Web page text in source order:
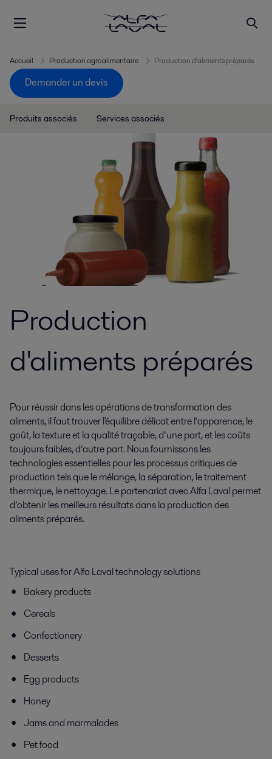
Accueil Production agroalimentaire Production d'aliments préparés
Demander un devis
Produits associés Services associés
Production
d'aliments préparés
Pour réussir dans les opérations de transformation des
aliments, il faut trouver l'équilibre délicat entre l’apparence, le
goût, la texture et la qualité traçable, d’une part, et les coûts
toujours faibles, d’autre part. Nous fournissons les
technologies essentielles pour les processus critiques de
production tels que le mélange, la séparation, le traitement
thermique, le nettoyage. Le partenariat avec Alfa Laval permet
d’obtenir les meilleurs résultats dans la production des
aliments préparés.
Typical uses for Alfa Laval technology solutions
Bakery products
Cereals
Confectionery
Desserts
Egg products
Honey
Jams and marmalades
Pet food